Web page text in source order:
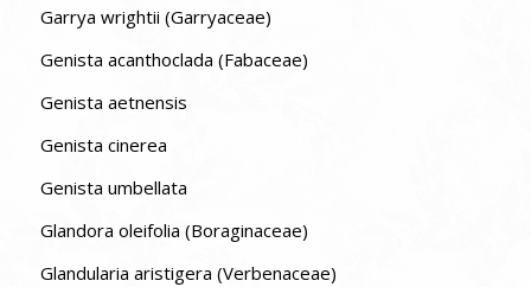
Garrya wrightii (Garryaceae)
Genista acanthoclada (Fabaceae)
Genista aetnensis
Genista cinerea
Genista umbellata
Glandora oleifolia (Boraginaceae)
Glandularia aristigera (Verbenaceae)